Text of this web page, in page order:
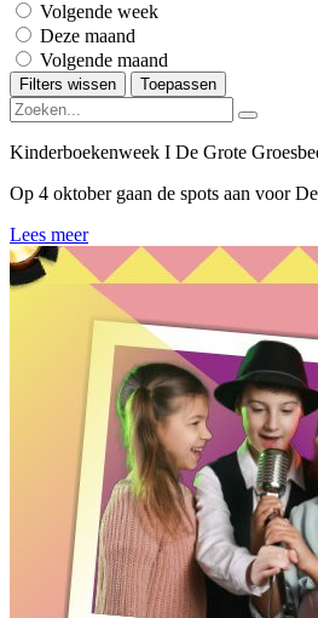
Volgende week
Deze maand
Volgende maand
Filters wissen Toepassen
Kinderboekenweek I De Grote
Op 4 oktober gaan de spots aan voor
Lees meer